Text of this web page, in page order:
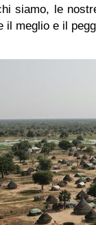
siamo, le
il meglio e il